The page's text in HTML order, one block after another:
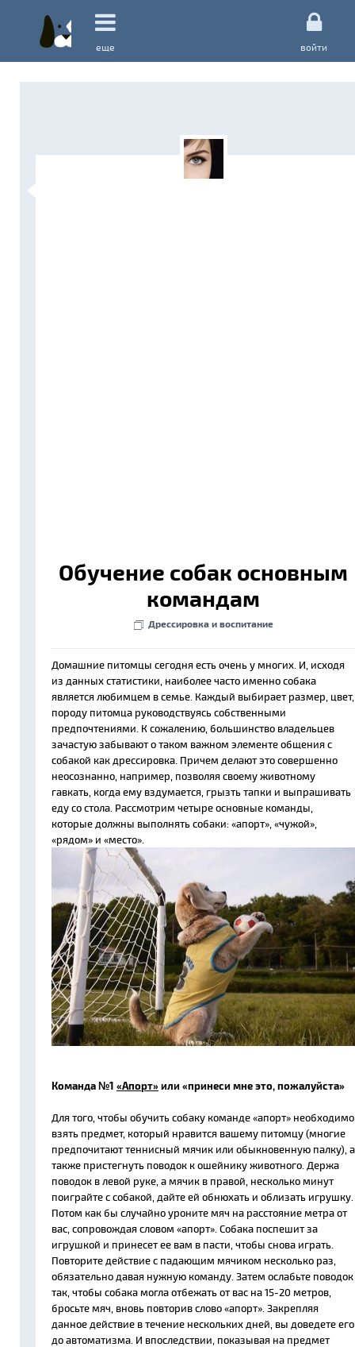
еще войти
Обучение собак основным
командам
Дрессировка и воспитание
Домашние питомцы сегодня есть очень у многих. И, исходя
из данных статистики, наиболее часто именно собака
является любимцем в семье. Каждый выбирает размер, цвет,
породу питомца руководствуясь собственными
предпочтениями. К сожалению, большинство владельцев
зачастую забывают о таком важном элементе общения с
собакой как дрессировка. Причем делают это совершенно
неосознанно, например, позволяя своему животному
гавкать, когда ему вздумается, грызть тапки и выпрашивать
еду со стола. Рассмотрим четыре основные команды,
которые должны выполнять собаки: «апорт», «чужой»,
«рядом» и «место».
Команда №1 «Апорт» или «принеси мне это, пожалуйста»
Для того, чтобы обучить собаку команде «апорт» необходимо
взять предмет, который нравится вашему питомцу (многие
предпочитают теннисный мячик или обыкновенную палку), а
также пристегнуть поводок к ошейнику животного. Держа
поводок в левой руке, а мячик в правой, несколько минут
поиграйте с собакой, дайте ей обнюхать и облизать игрушку.
Потом как бы случайно уроните мяч на расстояние метра от
вас, сопровождая словом «апорт». Собака поспешит за
игрушкой и принесет ее вам в пасти, чтобы снова играть.
Повторите действие с падающим мячиком несколько раз,
обязательно давая нужную команду. Затем ослабьте поводок
так, чтобы собака могла отбежать от вас на 15-20 метров,
бросьте мяч, вновь повторив слово «апорт». Закрепляя
данное действие в течение нескольких дней, вы доведете его
до автоматизма. И впоследствии, показывая на предмет